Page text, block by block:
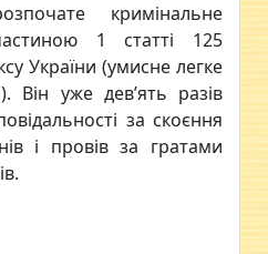
кримінальне
1 статті 125
України (умисне легке
Він уже дев’ять разів
за скоєння
і провів за гратами